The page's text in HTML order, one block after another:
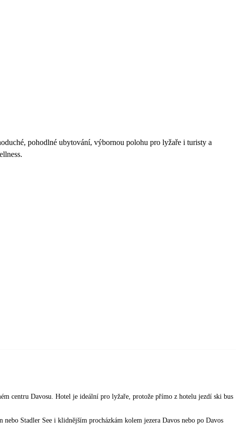
pohodlné ubytování, výbornou polohu pro lyžaře i turisty a
centru Davosu. Hotel je ideální pro lyžaře, protože přímo z hotelu jezdí ski bus
Stadler See i klidnějším procházkám kolem jezera Davos nebo po Davos